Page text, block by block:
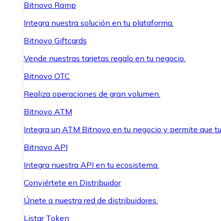
Bitnovo Ramp
Integra nuestra solución en tu plataforma.
Bitnovo Giftcards
Vende nuestras tarjetas regalo en tu negocio.
Bitnovo OTC
Realiza operaciones de gran volumen.
Bitnovo ATM
Integra un ATM Bitnovo en tu negocio y permite que
Bitnovo API
Integra nuestra API en tu ecosistema.
Conviértete en Distribuidor
Únete a nuestra red de distribuidores.
Listar Token